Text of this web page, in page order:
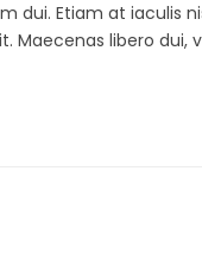
dui. Etiam at iaculis
Maecenas libero dui,